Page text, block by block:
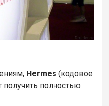
Hermes (кодовое
полностью